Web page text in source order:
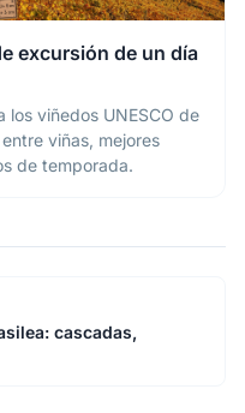
excursión de un día
los viñedos UNESCO de
viñas, mejores
de temporada.
cascadas,